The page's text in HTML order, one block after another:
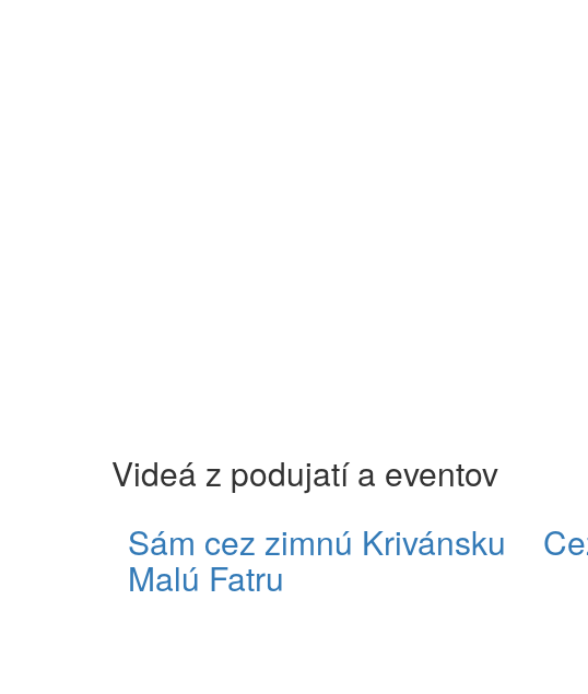
Videá z podujatí a eventov
Sám cez zimnú Krivánsku
Malú Fatru